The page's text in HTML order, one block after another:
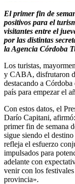
El primer fin de semana de enero dejó resultados más que
positivos para el
visitantes entre el
por las distintas
la Agencia Córdoba
Los turistas,
y CABA, disfrutaron
destacando a
país para empezar el
Con estos datos, el
Darío Capitani,
primer fin de semana
sigue siendo el
refleja el esfuerzo
impulsados para
adelante con
venir con los
provincia».